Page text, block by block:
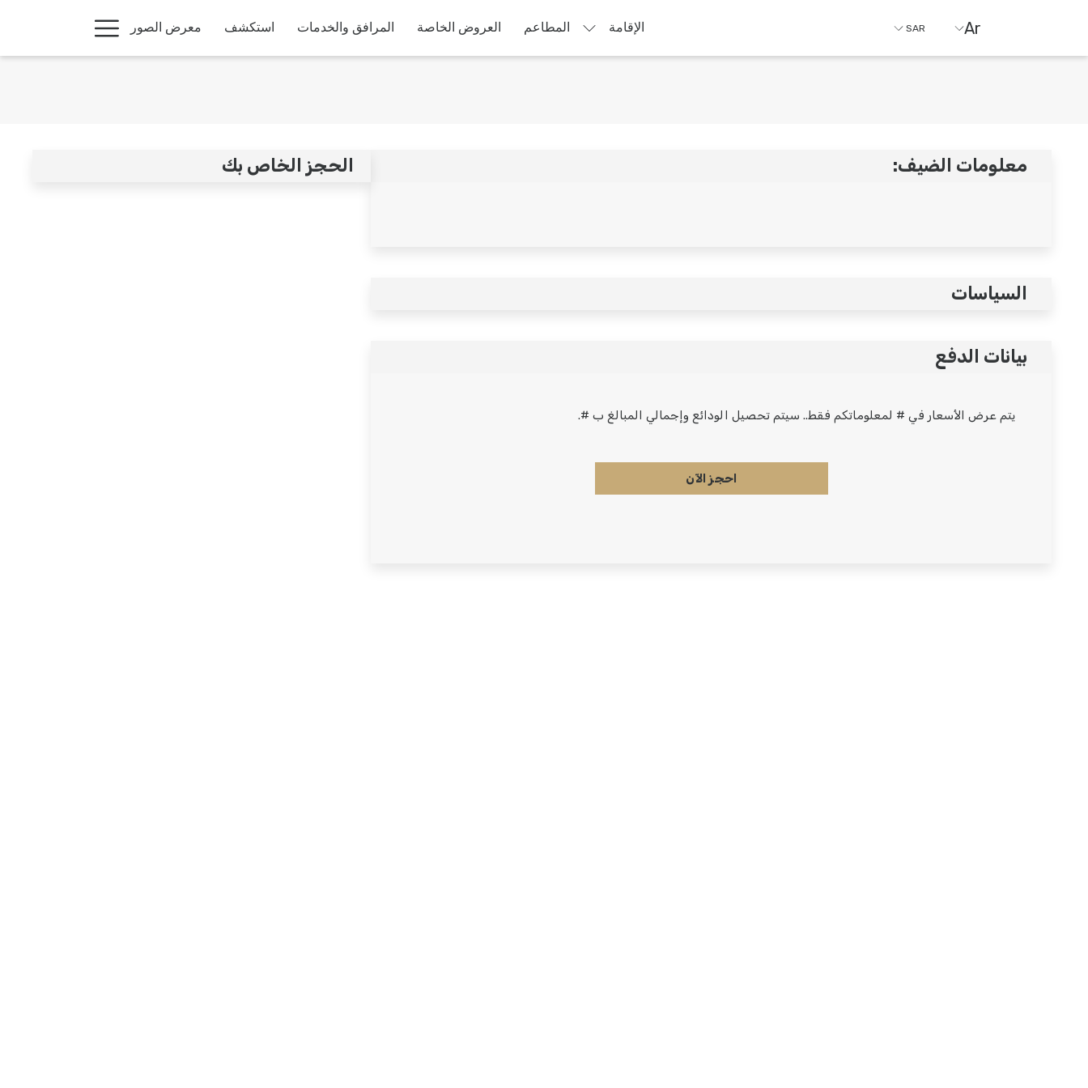
Ar
SAR الإقامة المطاعم العروض الخاصة المرافق والخدمات استكشف معرض الصور
Hamburger
Menu
معلومات الضيف:
السياسات
بيانات الدفع
يتم عرض الأسعار في # لمعلوماتكم فقط.. سيتم تحصيل الودائع وإجمالي المبالغ ب #.
احجز الآن
الحجز الخاص بك